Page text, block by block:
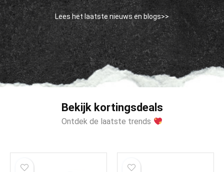
Lees het laatste nieuws en blogs>>
Bekijk kortingsdeals
Ontdek de laatste trends